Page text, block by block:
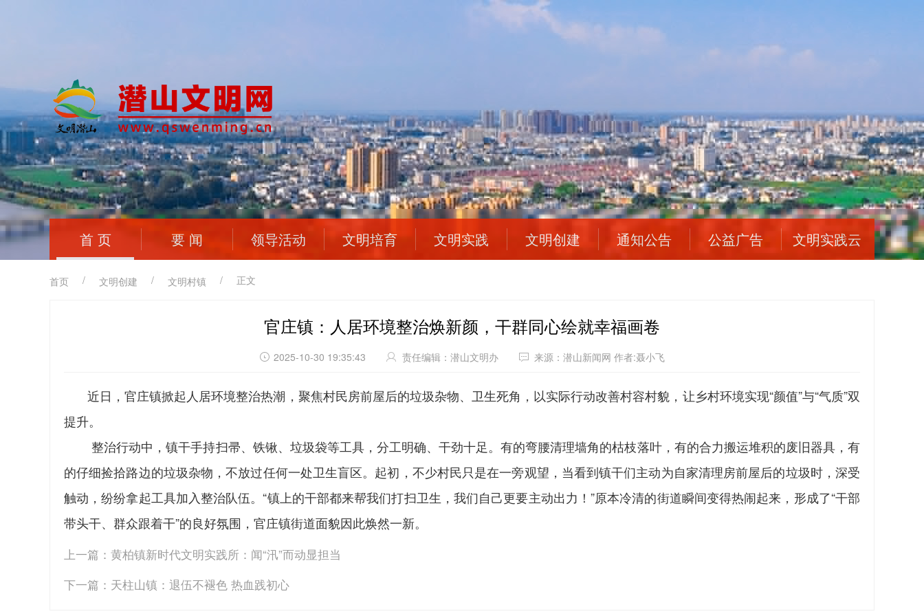
首 页 要 闻 领导活动 文明培育 文明实践 文明创建 通知公告 公益广告
文明实践云
首页 / 文明创建 / 文明村镇 / 正文
官庄镇：人居环境整治焕新颜，干群同心绘就幸福画卷
2025-10-30 19:35:43 责任编辑：潜山文明办 来源：潜山新闻网 作者:聂小飞
近日，官庄镇掀起人居环境整治热潮，聚焦村民房前屋后的垃圾杂物、卫生死角，以实际行动改善村容村貌，让乡村环境实现“颜值”与“气质”双
提升。
整治行动中，镇干手持扫帚、铁锹、垃圾袋等工具，分工明确、干劲十足。有的弯腰清理墙角的枯枝落叶，有的合力搬运堆积的废旧器具，有
的仔细捡拾路边的垃圾杂物，不放过任何一处卫生盲区。起初，不少村民只是在一旁观望，当看到镇干们主动为自家清理房前屋后的垃圾时，深受
触动，纷纷拿起工具加入整治队伍。“镇上的干部都来帮我们打扫卫生，我们自己更要主动出力！”原本冷清的街道瞬间变得热闹起来，形成了“干部
带头干、群众跟着干”的良好氛围，官庄镇街道面貌因此焕然一新。
上一篇： 黄柏镇新时代文明实践所：闻“汛”而动显担当
下一篇： 天柱山镇：退伍不褪色 热血践初心